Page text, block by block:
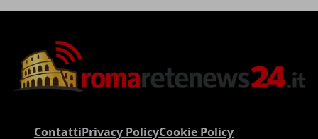
ContattiPrivacy PolicyCookie Policy